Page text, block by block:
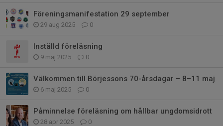
Föreningsmanifestation 29 september
29 aug 2025 0
Inställd föreläsning
9 maj 2025 0
Välkommen till Börjessons 70-årsdagar – 8–11 maj
6 maj 2025 0
Påminnelse föreläsning om hållbar ungdomsidrott
28 apr 2025 0